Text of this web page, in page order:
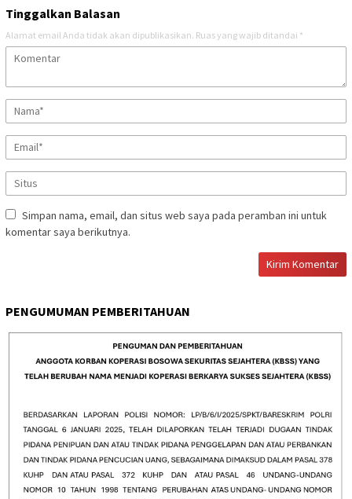
Tinggalkan Balasan
Alamat email Anda tidak akan dipublikasikan. Ruas yang wajib ditandai *
Simpan nama, email, dan situs web saya pada peramban ini untuk
komentar saya berikutnya.
PENGUMUMAN PEMBERITAHUAN